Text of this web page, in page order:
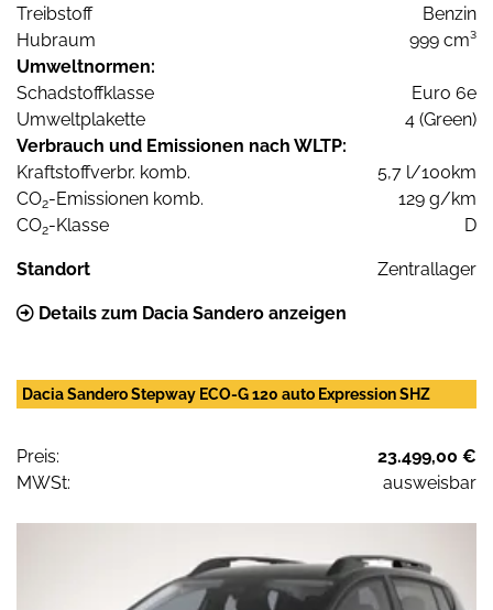
Treibstoff
Benzin
Hubraum
999 cm³
Umweltnormen:
Schadstoffklasse
Euro 6e
Umweltplakette
4 (Green)
Verbrauch und Emissionen nach WLTP:
Kraftstoffverbr. komb.
5,7 l/100km
CO2-Emissionen komb.
129 g/km
CO2-Klasse D
Standort Zentrallager
Details zum Dacia Sandero anzeigen
Dacia Sandero Stepway ECO-G 120 auto Expression SHZ
Preis:
23.499,00 €
MWSt:
ausweisbar